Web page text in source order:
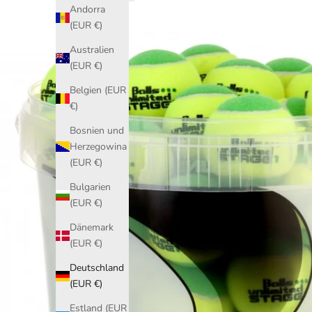
Andorra
(EUR €)
Australien
(EUR €)
Belgien (EUR
€)
Bosnien und
Herzegowina
(EUR €)
Bulgarien
(EUR €)
Dänemark
(EUR €)
Deutschland
(EUR €)
Estland (EUR